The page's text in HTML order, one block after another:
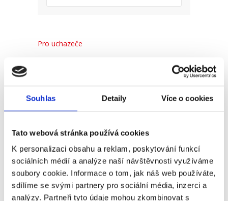
Souhlas Detaily Více o cookies
Tato webová stránka používá cookies
K personalizaci obsahu a reklam, poskytování funkcí
sociálních médií a analýze naší návštěvnosti využíváme
soubory cookie. Informace o tom, jak náš web používáte,
sdílíme se svými partnery pro sociální média, inzerci a
analýzy. Partneři tyto údaje mohou zkombinovat s
Pro uchazeče
Recent Popular Comments
(Ne)komunikace se
zaměstnavatelem
18. 9. 2025